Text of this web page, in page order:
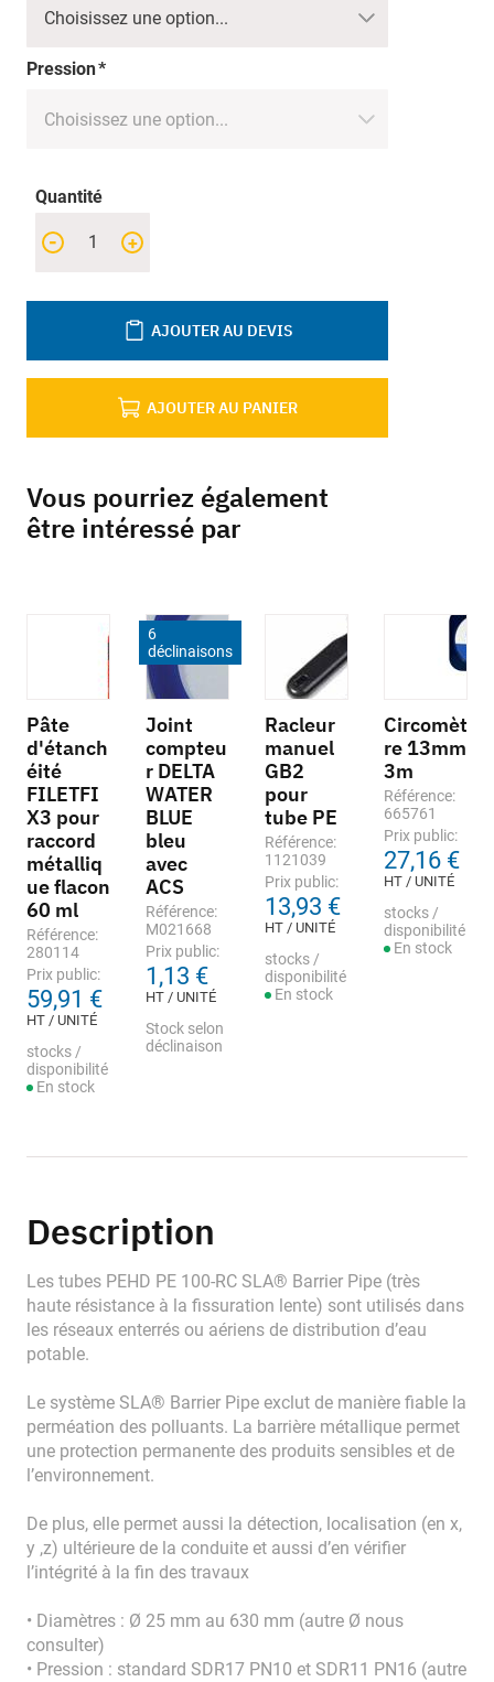
Pression
Quantité
+
-
AJOUTER AU PANIER
AJOUTER AU DEVIS
Vous pourriez également
être intéressé par
Pâte
d'étanch
éité
FILETFI
X3 pour
raccord
métalliq
ue flacon
60 ml
Référence:
280114
Prix public:
59,91 €
HT / UNITÉ
stocks /
disponibilité
En stock
6
déclinaisons
Joint
compteu
r DELTA
WATER
BLUE
bleu
avec
ACS
Référence:
M021668
Prix public:
1,13 €
HT / UNITÉ
Stock selon
déclinaison
Racleur
manuel
GB2
pour
tube PE
Référence:
1121039
Prix public:
13,93 €
HT / UNITÉ
stocks /
disponibilité
En stock
Circomèt
re 13mm
3m
Référence:
665761
Prix public:
27,16 €
HT / UNITÉ
stocks /
disponibilité
En stock
Description
Les tubes PEHD PE 100-RC SLA® Barrier Pipe (très
haute résistance à la fissuration lente) sont utilisés dans
les réseaux enterrés ou aériens de distribution d’eau
potable.
Le système SLA® Barrier Pipe exclut de manière fiable la
perméation des polluants. La barrière métallique permet
une protection permanente des produits sensibles et de
l’environnement.
De plus, elle permet aussi la détection, localisation (en x,
y ,z) ultérieure de la conduite et aussi d’en vérifier
l’intégrité à la fin des travaux
• Diamètres : Ø 25 mm au 630 mm (autre Ø nous
consulter)
• Pression : standard SDR17 PN10 et SDR11 PN16 (autre